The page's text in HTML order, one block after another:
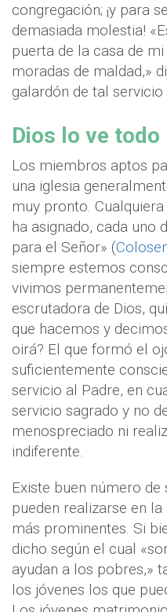
congregación; ¡y para
demasiada molestia!
puerta de la casa de
moradas de maldad,»
galardón de tal
Dios lo ve todo
Los miembros aptos
una iglesia
muy pronto.
ha asignado, cada uno
para el Señor» (
siempre estemos
vivimos
escrutadora de Dios,
que hacemos y
oirá? El que formó el
suficientemente
servicio al Padre, en
servicio sagrado y no
menospreciado ni
indiferente.
Existe buen número
pueden realizarse en
más prominentes. Si
dicho según el cual
ayudan a los pobres,»
los jóvenes los que